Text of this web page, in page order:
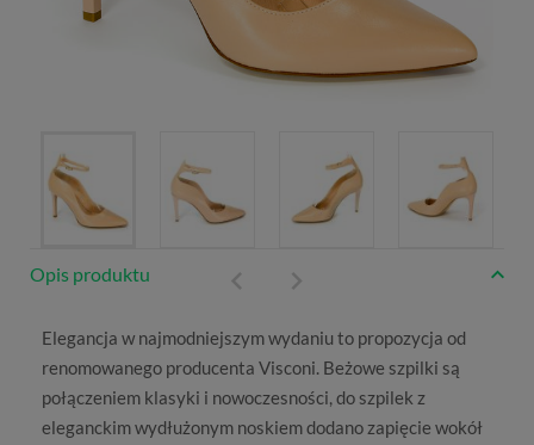
Opis produktu
Elegancja w najmodniejszym wydaniu to propozycja od
renomowanego producenta Visconi. Beżowe szpilki są
połączeniem klasyki i nowoczesności, do szpilek z
eleganckim wydłużonym noskiem dodano zapięcie wokół